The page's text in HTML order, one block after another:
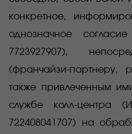
конкретное,
однозначное
7723927907),
(франчайзи-партнеру,
также привлеченным
службе колл-центра (
722408041707) на